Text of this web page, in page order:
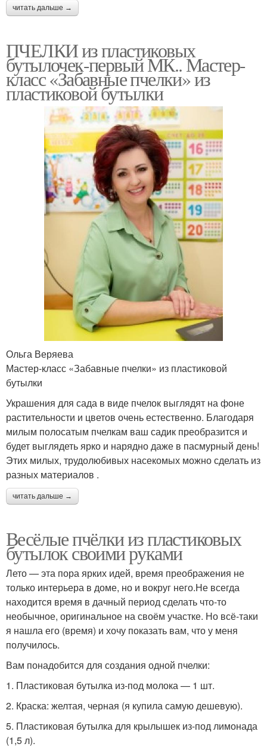
читать дальше →
ПЧЕЛКИ из пластиковых
бутылочек-первый МК.. Мастер-
класс «Забавные пчелки» из
пластиковой бутылки
Ольга Веряева
Мастер-класс «Забавные пчелки» из пластиковой
бутылки
Украшения для сада в виде пчелок выглядят на фоне
растительности и цветов очень естественно. Благодаря
милым полосатым пчелкам ваш садик преобразится и
будет выглядеть ярко и нарядно даже в пасмурный день!
Этих милых, трудолюбивых насекомых можно сделать из
разных материалов .
читать дальше →
Весёлые пчёлки из пластиковых
бутылок своими руками
Лето — эта пора ярких идей, время преображения не
только интерьера в доме, но и вокруг него.Не всегда
находится время в дачный период сделать что-то
необычное, оригинальное на своём участке. Но всё-таки
я нашла его (время) и хочу показать вам, что у меня
получилось.
Вам понадобится для создания одной пчелки:
1. Пластиковая бутылка из-под молока — 1 шт.
2. Краска: желтая, черная (я купила самую дешевую).
5. Пластиковая бутылка для крылышек из-под лимонада
(1,5 л).